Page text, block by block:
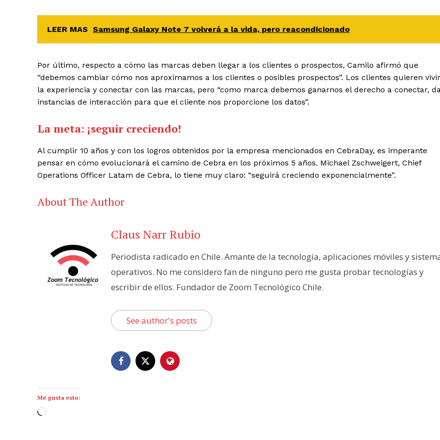
LEER MAS Samsung Galaxy Note 7 volverá a la vida, pero reacondicionado
Por último, respecto a cómo las marcas deben llegar a los clientes o prospectos, Camilo afirmó que
“debemos cambiar cómo nos aproximamos a los clientes o posibles prospectos”. Los clientes quieren vivir
la experiencia y conectar con las marcas, pero “como marca debemos ganarnos el derecho a conectar,
instancias de interacción para que el cliente nos proporcione los datos”.
La meta: ¡seguir creciendo!
Al cumplir 10 años y con los logros obtenidos por la empresa mencionados en CebraDay, es imperante
pensar en cómo evolucionará el camino de Cebra en los próximos 5 años. Michael Zschweigert, Chief
Operations Officer Latam de Cebra, lo tiene muy claro: “seguirá creciendo exponencialmente”.
About The Author
Claus Narr Rubio
Periodista radicado en Chile. Amante de la tecnología, aplicaciones móviles y
operativos. No me considero fan de ninguno pero me gusta probar tecnologías y
escribir de ellos. Fundador de Zoom Tecnológico Chile.
See author's posts
Me gusta esto:
C